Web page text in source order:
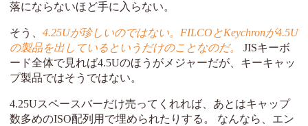
落にならないほど手に入らない。
そう、 4.25Uが珍しいのではない。FILCOとKeychronが4.5U
の製品を出しているというだけのことなのだ。
JISキーボ
ード全体で見れば4.5Uのほうがメジャーだが、キーキャッ
プ製品ではそうではない。
4.25Uスペースバーだけ売ってくれれば、あとはキャップ
数多めのISO配列用で埋められたりする。 なんなら、エン